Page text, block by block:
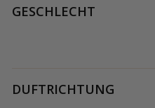
GESCHLECHT
DUFTRICHTUNG